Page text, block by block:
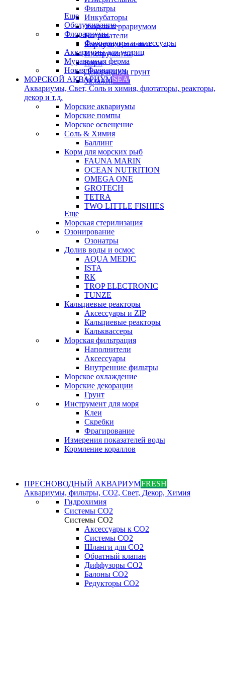
Фильтры
Инкубаторы
Уход за террариумом
Нагреватели
Кормушки, поилки
Инструменты
Корм
Декорации и грунт
Увлажнители
Еще
Обслуживание
Флорариумы
Флорариумы и аксессуары
Аквариумы для устриц
Муравьиная ферма
Новая Флорариум
МОРСКОЙ АКВАРИУМSEA
Аквариумы, Свет, Соль и химия, флотаторы, реакторы,
декор и т.д.
Морские аквариумы
Морские помпы
Морское освещение
Соль & Химия
Баллинг
Корм для морских рыб
FAUNA MARIN
OCEAN NUTRITION
OMEGA ONE
GROTECH
TETRA
TWO LITTLE FISHIES
Еще
Морская стерилизация
Озонирование
Озонатры
Долив воды и осмос
AQUA MEDIC
ISTA
RК
TROP ELECTRONIC
TUNZE
Кальциевые реакторы
Аксессуары и ZIP
Кальциевые реакторы
Кальквассеры
Морская фильтрация
Наполнители
Аксессуары
Внутренние фильтры
Морское охлаждение
Морские декорации
Грунт
Инструмент для моря
Клеи
Скребки
Фрагирование
Измерения показателей воды
Кормление кораллов
ПРЕСНОВОДНЫЙ АКВАРИУМFRESH
Аквариумы, фильтры, СО2, Свет, Декор, Химия
Гидрохимия
Системы СО2
Системы СО2
Аксессуары к СО2
Системы СО2
Шланги для CO2
Обратный клапан
Диффузоры СO2
Балоны CO2
Редукторы CO2